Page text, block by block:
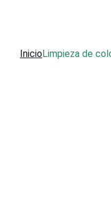
InicioLimpieza de